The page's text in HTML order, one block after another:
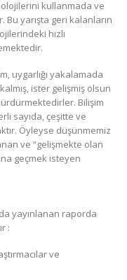
kullanmada ve
Bu yarışta geri kalanların
hızlı
uygarlığı yakalamada
ister gelişmiş olsun
Bilişim
sayıda, çeşitte ve
Öyleyse düşünmemiz
ve “gelişmekte olan
geçmek isteyen
yayınlanan raporda
:
ve